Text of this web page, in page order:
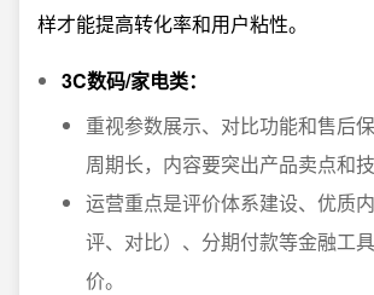
样才能提高转化率和用户粘性。
3C数码/家电类：
重视参数展示、对比功能和售后
周期长，内容要突出产品卖点和技
运营重点是评价体系建设、优质
评、对比）、分期付款等金融工
价。